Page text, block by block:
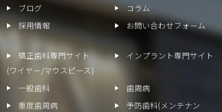
ブログ
コラム
採用情報
お問い合わせフォーム
矯正歯科専門サイト
(ワイヤー/マウスピース)
インプラント専門サイト
一般歯科
歯周病
重度歯周病
予防歯科(メンテナン